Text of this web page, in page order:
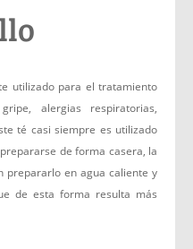
utilizado para el tratamiento
alergias respiratorias,
té casi siempre es utilizado
de forma casera, la
prepararlo en agua caliente y
de esta forma resulta más